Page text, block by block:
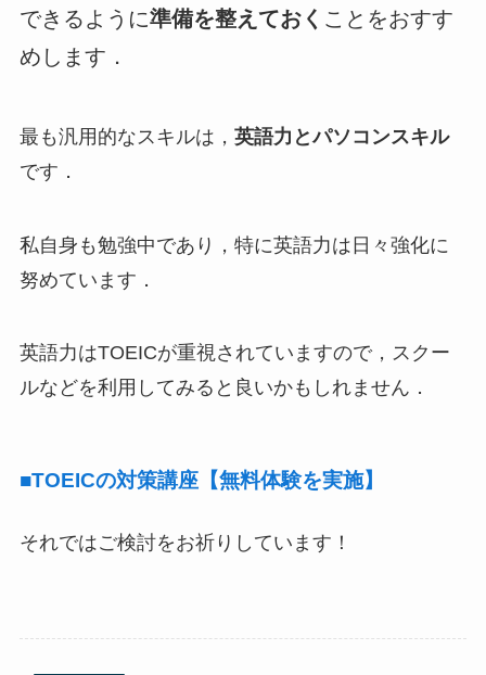
できるように準備を整えておく ことをおすす
めします．
最も汎用的なスキルは， 英語力とパソコンスキル
です．
私自身も勉強中であり，特に英語力は日々強化に
努めています．
英語力はTOEICが重視されていますので，スクー
ルなどを利用してみると良いかもしれません．
■TOEICの対策講座【無料体験を実施】
それではご検討をお祈りしています！